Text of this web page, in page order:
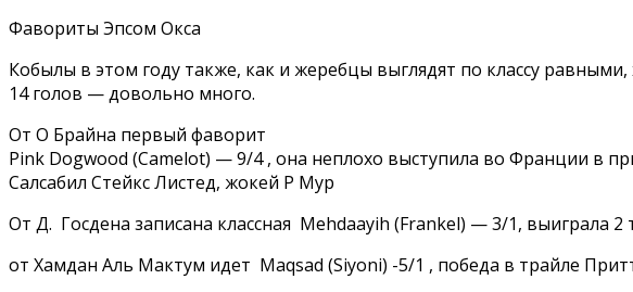
Фавориты Эпсом Окса
Кобылы в этом году также, как и жеребцы выглядят по классу
14 голов — довольно много.
От О Брайна первый фаворит
Pink Dogwood (Camelot) — 9/4 , она неплохо выступила во Франции в
Салсабил Стейкс Листед, жокей Р Мур
От Д. Госдена записана классная Mehdaayih (Frankel) — 3/1, выиграла
от Хамдан Аль Мактум идет Maqsad (Siyoni) -5/1 , победа в трайле